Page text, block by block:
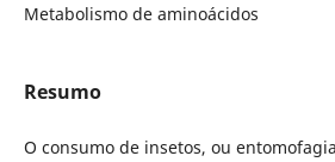
Metabolismo de aminoácidos
Resumo
O consumo de insetos, ou